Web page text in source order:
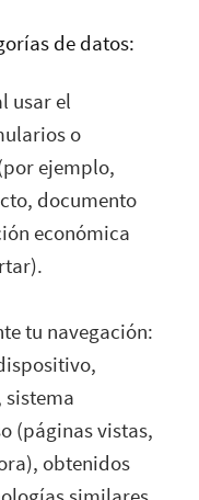
de datos:
usar el
o
ejemplo,
documento
económica
tu navegación:
sistema
(páginas vistas,
obtenidos